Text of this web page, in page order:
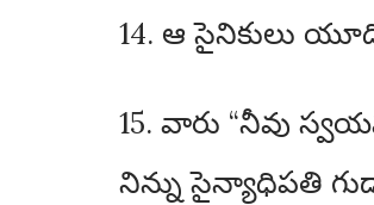
14. ఆ సైనికులు
15. వారు “నీవు
నిన్ను సైన్యాధిపతి